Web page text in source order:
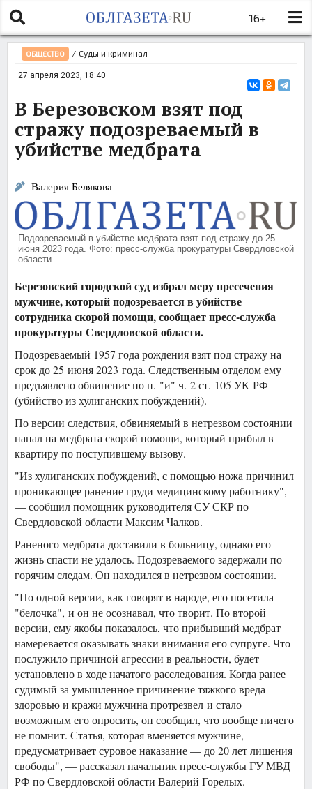
16+
ОБЩЕСТВО / Суды и криминал
27 апреля 2023, 18:40
В Березовском взят под
стражу подозреваемый в
убийстве медбрата
Валерия Белякова
Подозреваемый в убийстве медбрата взят под стражу до 25
июня 2023 года. Фото: пресс-служба прокуратуры Свердловской
области
Березовский городской суд избрал меру пресечения
мужчине, который подозревается в убийстве
сотрудника скорой помощи, сообщает пресс-служба
прокуратуры Свердловской области.
Подозреваемый 1957 года рождения взят под стражу на
срок до 25 июня 2023 года. Следственным отделом ему
предъявлено обвинение по п. "и" ч. 2 ст. 105 УК РФ
(убийство из хулиганских побуждений).
По версии следствия, обвиняемый в нетрезвом состоянии
напал на медбрата скорой помощи, который прибыл в
квартиру по поступившему вызову.
"Из хулиганских побуждений, с помощью ножа причинил
проникающее ранение груди медицинскому работнику",
— сообщил помощник руководителя СУ СКР по
Свердловской области Максим Чалков.
Раненого медбрата доставили в больницу, однако его
жизнь спасти не удалось. Подозреваемого задержали по
горячим следам. Он находился в нетрезвом состоянии.
"По одной версии, как говорят в народе, его посетила
"белочка", и он не осознавал, что творит. По второй
версии, ему якобы показалось, что прибывший медбрат
намеревается оказывать знаки внимания его супруге. Что
послужило причиной агрессии в реальности, будет
установлено в ходе начатого расследования. Когда ранее
судимый за умышленное причинение тяжкого вреда
здоровью и кражи мужчина протрезвел и стало
возможным его опросить, он сообщил, что вообще ничего
не помнит. Статья, которая вменяется мужчине,
предусматривает суровое наказание — до 20 лет лишения
свободы", — рассказал начальник пресс-службы ГУ МВД
РФ по Свердловской области Валерий Горелых.